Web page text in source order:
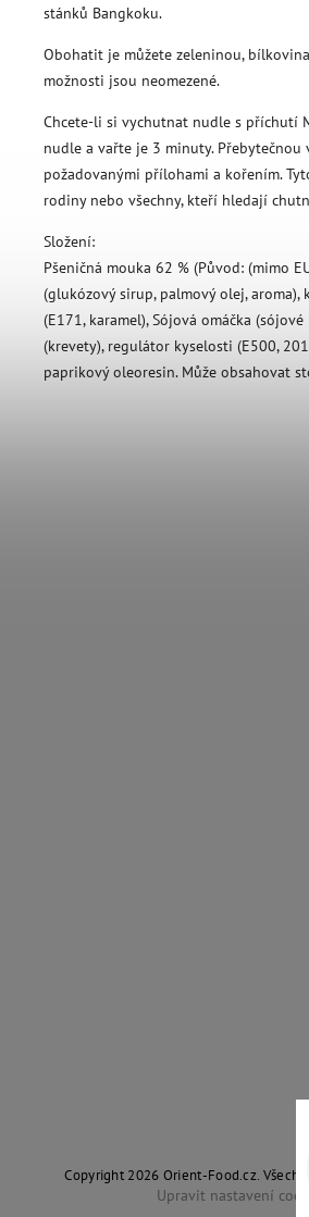
stánků Bangkoku.
Obohatit je můžete zeleninou,
možnosti jsou neomezené.
Chcete-li si vychutnat nudle s příchutí
nudle a vařte je 3 minuty.
požadovanými přílohami a kořením.
rodiny nebo všechny, kteří hledají
Složení:
Pšeničná mouka 62 % (Původ: (mimo
(glukózový sirup, palmový olej,
(E171, karamel), Sójová omáčka
(krevety), regulátor kyselosti (E500,
paprikový oleoresin. Může obsahovat
Copyright 2026 Orient-Food.cz.
Upravit nastavení